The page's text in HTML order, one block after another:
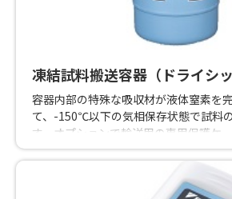
凍結試料搬送容器（ドライシッ
容器内部の特殊な吸収材が液体窒素を
て、-150℃以下の気相保存状態で試料
す。オプションで輸送用の専用保護ケ
おります。また、温度データロガーも
（温度データロガー及び温度センサー
取付不可の場合がございます）